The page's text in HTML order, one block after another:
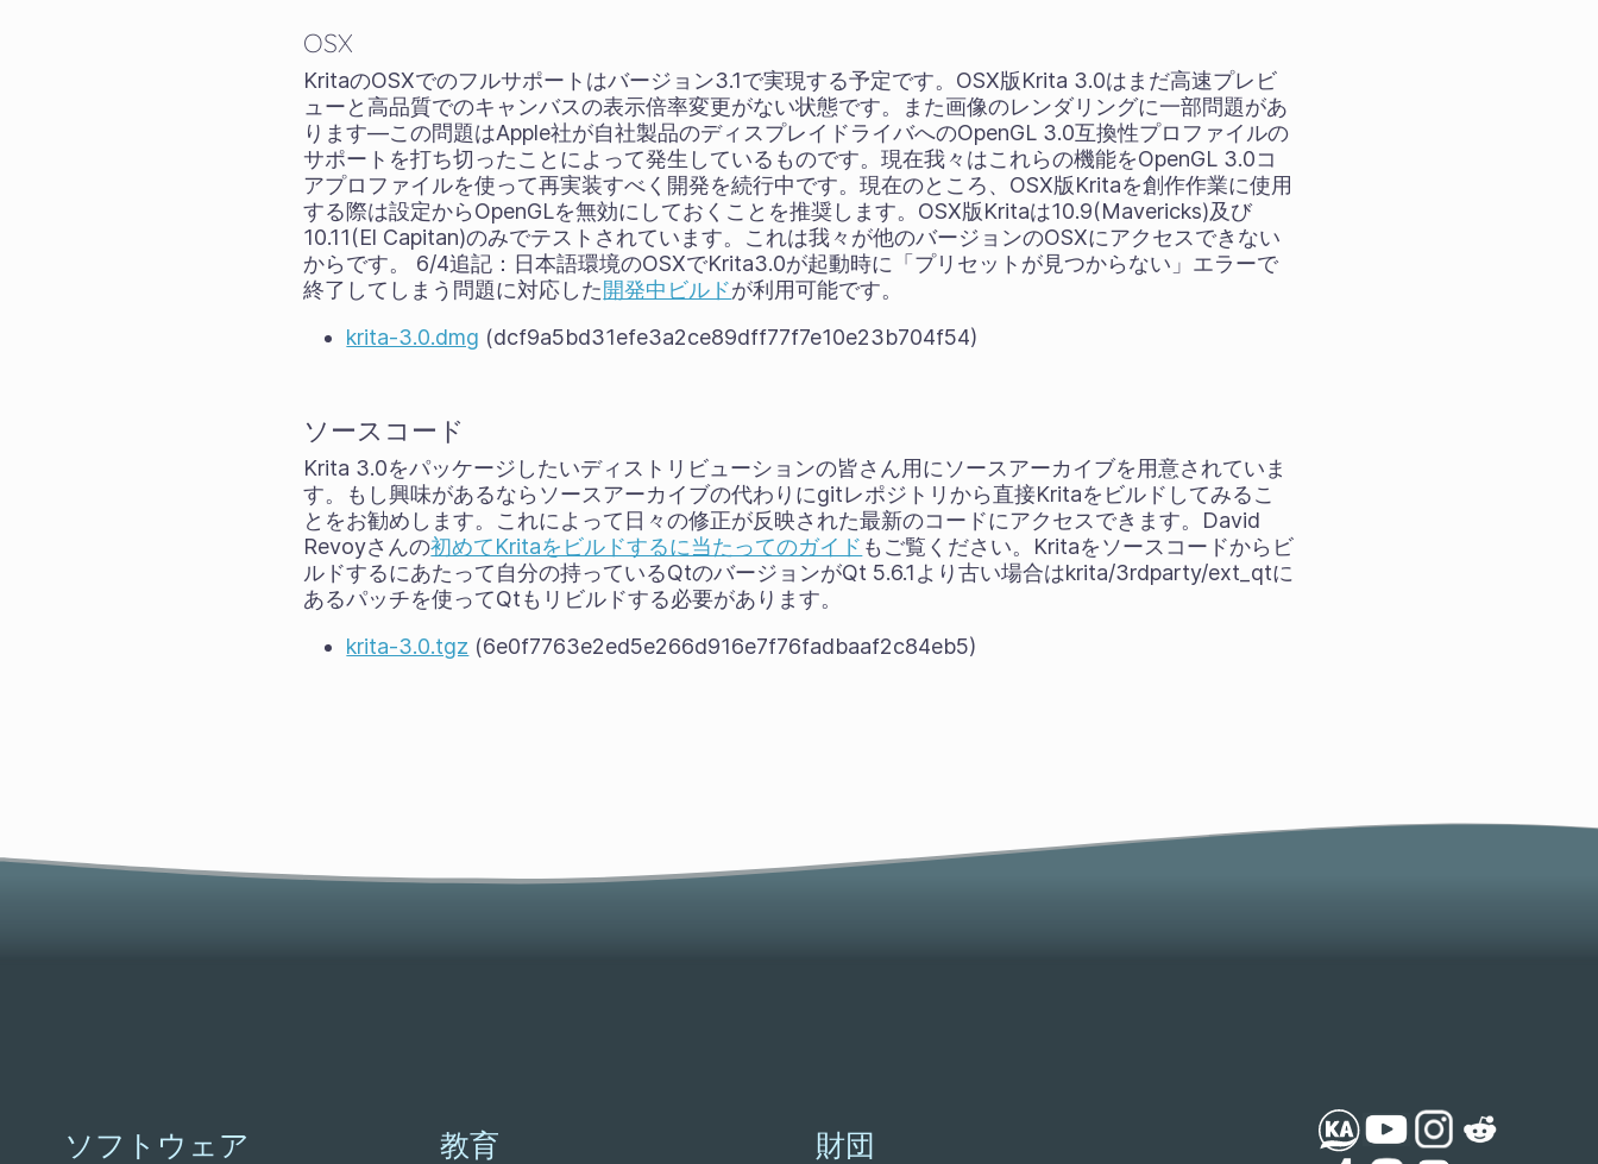
OSX
KritaのOSXでのフルサポートはバージョン3.1で実現する予定です。OSX版Krita 3.0はまだ高速プレビ
ューと高品質でのキャンバスの表示倍率変更がない状態です。また画像のレンダリングに一部問題があ
ります―この問題はApple社が自社製品のディスプレイドライバへのOpenGL 3.0互換性プロファイルの
サポートを打ち切ったことによって発生しているものです。現在我々はこれらの機能をOpenGL 3.0コ
アプロファイルを使って再実装すべく開発を続行中です。現在のところ、OSX版Kritaを創作作業に使用
する際は設定からOpenGLを無効にしておくことを推奨します。OSX版Kritaは10.9(Mavericks)及び
10.11(El Capitan)のみでテストされています。これは我々が他のバージョンのOSXにアクセスできない
からです。 6/4追記：日本語環境のOSXでKrita3.0が起動時に「プリセットが見つからない」エラーで
終了してしまう問題に対応した開発中ビルドが利用可能です。
krita-3.0.dmg (dcf9a5bd31efe3a2ce89dff77f7e10e23b704f54)
ソースコード
Krita 3.0をパッケージしたいディストリビューションの皆さん用にソースアーカイブを用意されていま
す。もし興味があるならソースアーカイブの代わりにgitレポジトリから直接Kritaをビルドしてみるこ
とをお勧めします。これによって日々の修正が反映された最新のコードにアクセスできます。David
Revoyさんの初めてKritaをビルドするに当たってのガイド もご覧ください。Kritaをソースコードからビ
ルドするにあたって自分の持っているQtのバージョンがQt 5.6.1より古い場合はkrita/3rdparty/ext_qtに
あるパッチを使ってQtもリビルドする必要があります。
krita-3.0.tgz (6e0f7763e2ed5e266d916e7f76fadbaaf2c84eb5)
ソフトウェア 教育 財団